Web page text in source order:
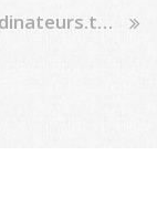
Postes vacants en tant que coordinateurs.trices de centre de vacances